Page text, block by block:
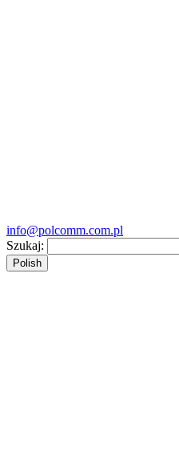
info@polcomm.com.pl
Szukaj:
Polish